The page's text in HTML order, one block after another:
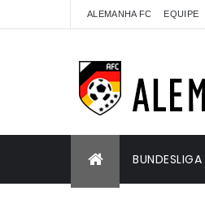
ALEMANHA FC EQUIPE
BUNDESLIGA